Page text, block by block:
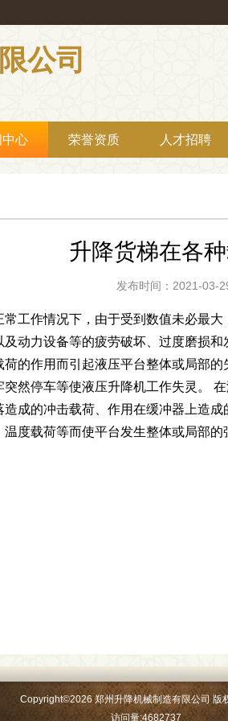
公司
中心 荣誉资质 人才招聘
升降货梯在各
发布时间：2021-
常工作情况下，由于受到数值未必最
及动力设备等的疲劳破坏、过度磨损
荷的作用而引起液压平台整体或局部
突然停车等使液压升降机工作失灵。
造成的冲击载荷、作用在缓冲器上造
温度载荷等而使平台发生整体或局部
Copyright©2026 郑州升降机械制造有限公司 版
访问量:4682737